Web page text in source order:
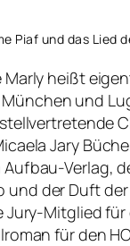
Piaf und das Lied
heißt
und
Jary
Aufbau-Verlag,
und der Duft
Jury-Mitglied
für den